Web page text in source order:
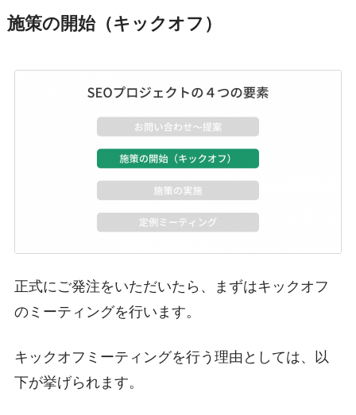
施策の開始（キックオフ）
正式にご発注をいただいたら、まずはキックオフ
のミーティングを行います。
キックオフミーティングを行う理由としては、以
下が挙げられます。